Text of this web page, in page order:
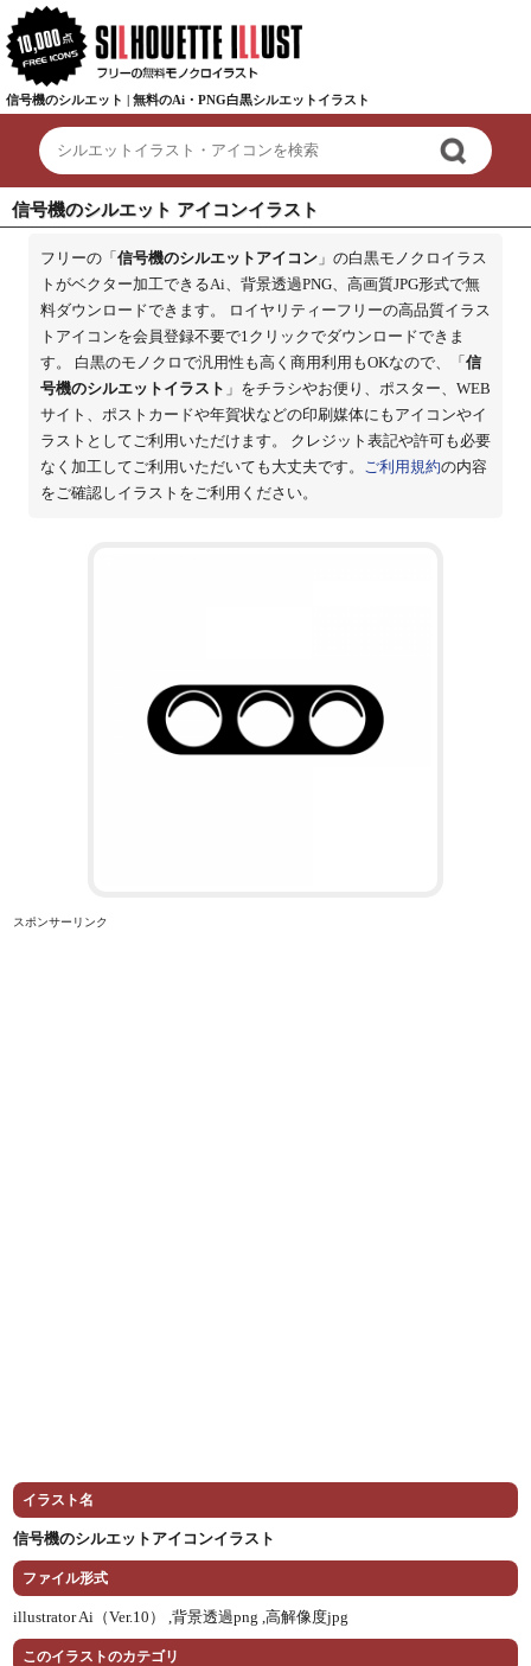
信号機のシルエット | 無料のAi・PNG白黒シルエットイラスト
信号機のシルエット アイコンイラスト
フリーの「 信号機のシルエットアイコン」の白黒モノクロイラス
トがベクター加工できるAi、背景透過PNG、高画質JPG形式で無
料ダウンロードできます。 ロイヤリティーフリーの高品質イラス
トアイコンを会員登録不要で1クリックでダウンロードできま
す。 白黒のモノクロで汎用性も高く商用利用もOKなので、「 信
号機のシルエットイラスト 」をチラシやお便り、ポスター、WEB
サイト、ポストカードや年賀状などの印刷媒体にもアイコンやイ
ラストとしてご利用いただけます。 クレジット表記や許可も必要
なく加工してご利用いただいても大丈夫です。 ご利用規約の内容
をご確認しイラストをご利用ください。
スポンサーリンク
イラスト名
信号機のシルエットアイコンイラスト
ファイル形式
illustrator Ai（Ver.10） ,背景透過png ,高解像度jpg
このイラストのカテゴリ